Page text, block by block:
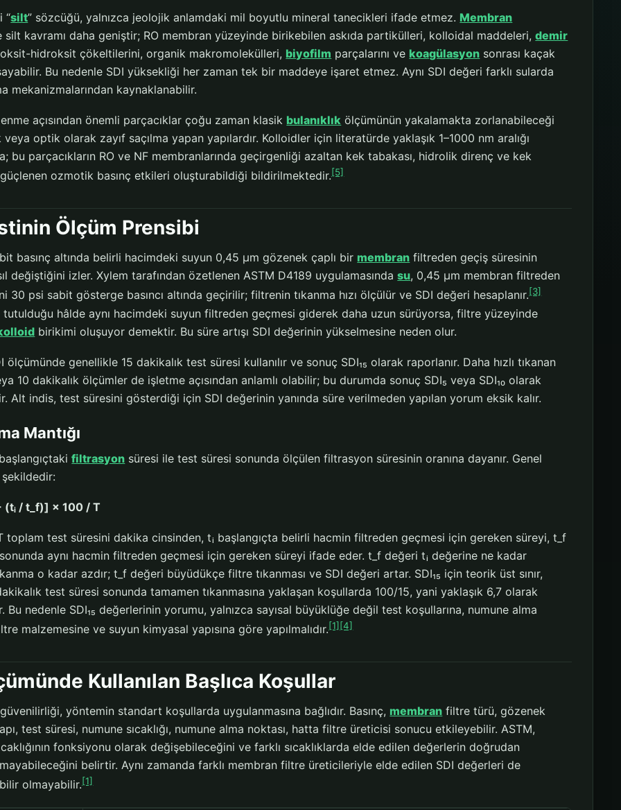
“silt” sözcüğü, yalnızca jeolojik anlamdaki mil boyutlu mineral tanecikleri ifade etmez. Membran
silt kavramı daha geniştir; RO membran yüzeyinde birikebilen askıda partikülleri, kolloidal maddeleri,demir
hidroksit çökeltilerini, organik makromolekülleri, biyofilm parçalarını ve koagülasyon sonrası kaçak
Bu nedenle SDI yüksekliği her zaman tek bir maddeye işaret etmez. Aynı SDI değeri farklı sularda
mekanizmalarından kaynaklanabilir.
açısından önemli parçacıklar çoğu zaman klasik bulanıklık ölçümünün yakalamakta zorlanabileceği
optik olarak zayıf saçılma yapan yapılardır. Kolloidler için literatürde yaklaşık 1–1000 nm aralığı
bu parçacıkların RO ve NF membranlarında geçirgenliği azaltan kek tabakası, hidrolik direnç ve kek
ozmotik basınç etkileri oluşturabildiği bildirilmektedir.[5]
Ölçüm Prensibi
basınç altında belirli hacimdeki suyun 0,45 µm gözenek çaplı bir membran filtreden geçiş süresinin
değiştiğini izler. Xylem tarafından özetlenen ASTM D4189 uygulamasındasu, 0,45 µm membran filtreden
30 psi sabit gösterge basıncı altında geçirilir; filtrenin tıkanma hızı ölçülür ve SDI değeri hesaplanır.[3]
tutulduğu hâlde aynı hacimdeki suyun filtreden geçmesi giderek daha uzun sürüyorsa, filtre yüzeyinde
birikimi oluşuyor demektir. Bu süre artışı SDI değerinin yükselmesine neden olur.
ölçümünde genellikle 15 dakikalık test süresi kullanılır ve sonuç SDI₁₅ olarak raporlanır. Daha hızlı tıkanan
10 dakikalık ölçümler de işletme açısından anlamlı olabilir; bu durumda sonuç SDI₅ veya SDI₁₀ olarak
Alt indis, test süresini gösterdiği için SDI değerinin yanında süre verilmeden yapılan yorum eksik kalır.
Mantığı
filtrasyon süresi ile test süresi sonunda ölçülen filtrasyon süresinin oranına dayanır. Genel
(tᵢ / t_f)] × 100 / T
toplam test süresini dakika cinsinden, tᵢ başlangıçta belirli hacmin filtreden geçmesi için gereken süreyi, t_f
aynı hacmin filtreden geçmesi için gereken süreyi ifade eder. t_f değeri tᵢ değerine ne kadar
o kadar azdır; t_f değeri büyüdükçe filtre tıkanması ve SDI değeri artar. SDI₁₅ için teorik üst sınır,
test süresi sonunda tamamen tıkanmasına yaklaşan koşullarda 100/15, yani yaklaşık 6,7 olarak
Bu nedenle SDI₁₅ değerlerinin yorumu, yalnızca sayısal büyüklüğe değil test koşullarına, numune alma
malzemesine ve suyun kimyasal yapısına göre yapılmalıdır.[1] [4]
Kullanılan Başlıca Koşullar
yöntemin standart koşullarda uygulanmasına bağlıdır. Basınç, membran filtre türü, gözenek
test süresi, numune sıcaklığı, numune alma noktası, hatta filtre üreticisi sonucu etkileyebilir. ASTM,
fonksiyonu olarak değişebileceğini ve farklı sıcaklıklarda elde edilen değerlerin doğrudan
belirtir. Aynı zamanda farklı membran filtre üreticileriyle elde edilen SDI değerleri de
olmayabilir.[1]